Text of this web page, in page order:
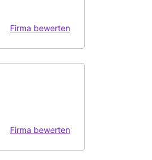
Firma bewerten
Firma bewerten